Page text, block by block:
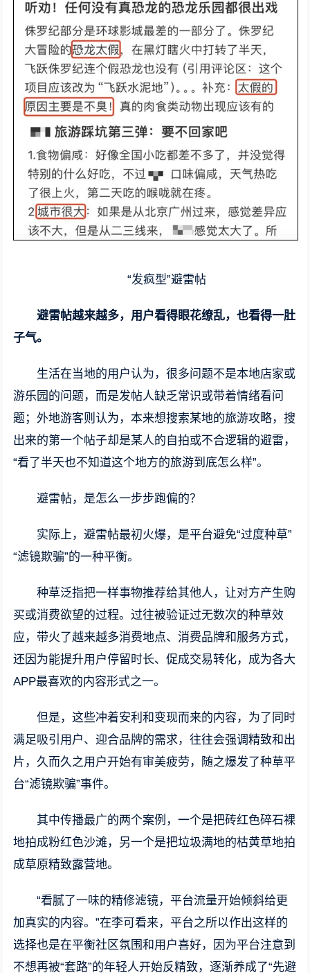
“发疯型”避雷帖
避雷帖越来越多，用户看得眼花缭乱，也看得一肚
子气。
生活在当地的用户认为，很多问题不是本地店家或
游乐园的问题，而是发帖人缺乏常识或带着情绪看问
题；外地游客则认为，本来想搜索某地的旅游攻略，搜
出来的第一个帖子却是某人的自拍或不合逻辑的避雷，
“看了半天也不知道这个地方的旅游到底怎么样”。
避雷帖，是怎么一步步跑偏的？
实际上，避雷帖最初火爆，是平台避免“过度种草”
“滤镜欺骗”的一种平衡。
种草泛指把一样事物推荐给其他人，让对方产生购
买或消费欲望的过程。过往被验证过无数次的种草效
应，带火了越来越多消费地点、消费品牌和服务方式，
还因为能提升用户停留时长、促成交易转化，成为各大
APP最喜欢的内容形式之一。
但是，这些冲着安利和变现而来的内容，为了同时
满足吸引用户、迎合品牌的需求，往往会强调精致和出
片，久而久之用户开始有审美疲劳，随之爆发了种草平
台“滤镜欺骗”事件。
其中传播最广的两个案例，一个是把砖红色碎石裸
地拍成粉红色沙滩，另一个是把垃圾满地的枯黄草地拍
成草原精致露营地。
“看腻了一味的精修滤镜，平台流量开始倾斜给更
加真实的内容。”在李可看来，平台之所以作出这样的
选择也是在平衡社区氛围和用户喜好，因为平台注意到
不想再被“套路”的年轻人开始反精致，逐渐养成了“先避